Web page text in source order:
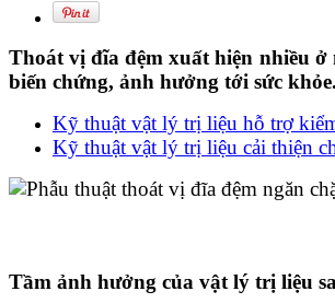
Thoát vị đĩa đệm xuất hiện nhiều
biến chứng, ảnh hưởng tới sức
Kỹ thuật vật lý trị liệu hỗ trợ
Kỹ thuật vật lý trị liệu cải thiện
Tầm ảnh hưởng của vật lý trị liệu